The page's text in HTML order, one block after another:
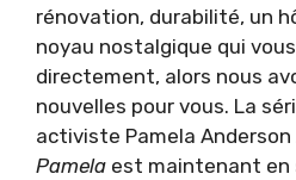
rénovation, durabilité, un
noyau nostalgique qui
directement, alors nous
nouvelles pour vous. La
activiste Pamela Anderson
Pamela est maintenant en